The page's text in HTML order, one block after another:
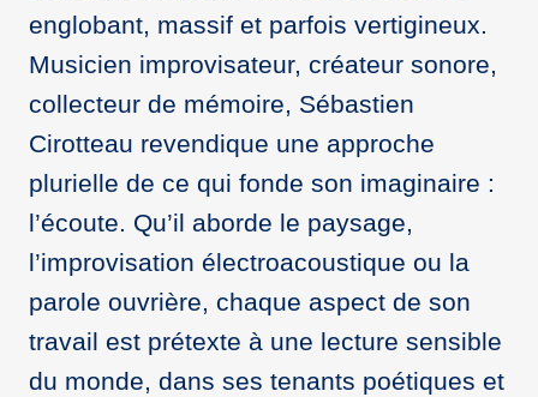
englobant, massif et parfois vertigineux.
Musicien improvisateur, créateur sonore,
collecteur de mémoire, Sébastien
Cirotteau revendique une approche
plurielle de ce qui fonde son imaginaire :
l’écoute. Qu’il aborde le paysage,
l’improvisation électroacoustique ou la
parole ouvrière, chaque aspect de son
travail est prétexte à une lecture sensible
du monde, dans ses tenants poétiques et